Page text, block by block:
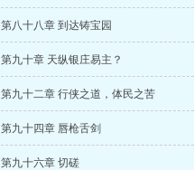
第八十八章 到达铸宝园
第九十章 天纵银庄易主？
第九十二章 行侠之道，体民之苦
第九十四章 唇枪舌剑
第九十六章 切磋